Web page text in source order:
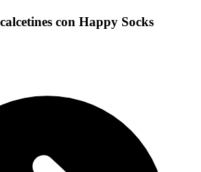
calcetines con Happy Socks